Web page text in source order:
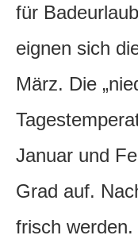
für
eignen sich
März. Die
Januar und
Grad auf.
frisch